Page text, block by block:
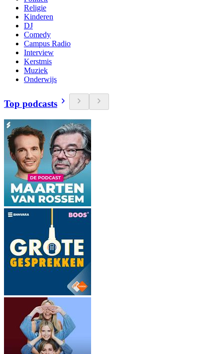
Religie
Kinderen
DJ
Comedy
Campus Radio
Interview
Kerstmis
Muziek
Onderwijs
Top podcasts